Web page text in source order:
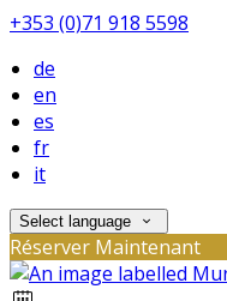
+353 (0)71 918 5598
de
en
es
fr
it
Select language
Réserver Maintenant